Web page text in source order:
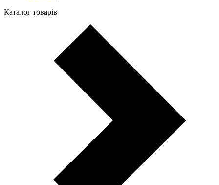
Каталог товарів